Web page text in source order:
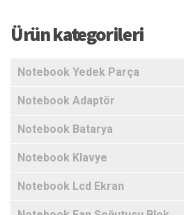
Ürün kategorileri
Notebook Yedek Parça
Notebook Adaptör
Notebook Batarya
Notebook Klavye
Notebook Lcd Ekran